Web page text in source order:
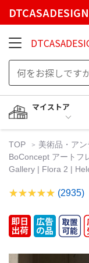
マイストア
TOP 美術品・ア
BoConcept アートフ
Gallery | Flora 2 |
(2935)